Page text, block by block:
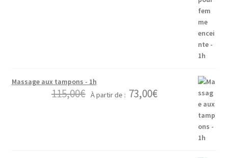
Massage aux tampons - 1h
115,00€ À partir de : 73,00€